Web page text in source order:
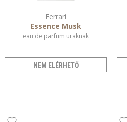
Ferrari
Essence Musk
eau de parfum uraknak
NEM ELÉRHETŐ